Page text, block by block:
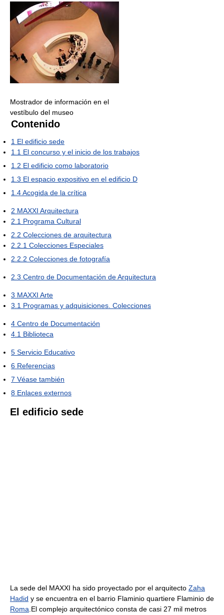
Mostrador de información en el
vestíbulo del museo
Contenido
1 El edificio sede
1.1 El concurso y el inicio de los trabajos
1.2 El edificio como laboratorio
1.3 El espacio expositivo en el edificio D
1.4Acogida de la crítica
2 MAXXI Arquitectura
2.1 Programa Cultural
2.2 Colecciones de arquitectura
2.2.1 Colecciones Especiales
2.2.2 Colecciones de fotografía
2.3 Centro de Documentación de Arquitectura
3 MAXXI Arte
3.1 Programas y adquisiciones. Colecciones
4 Centro de Documentación
4.1 Biblioteca
5 Servicio Educativo
6 Referencias
7 Véase también
8 Enlaces externos
El edificio sede
La sede del MAXXI ha sido proyectado por el arquitecto Zaha
Hadid y se encuentra en el barrio Flaminio quartiere Flaminio de
Roma .El complejo arquitectónico consta de casi 27 mil metros